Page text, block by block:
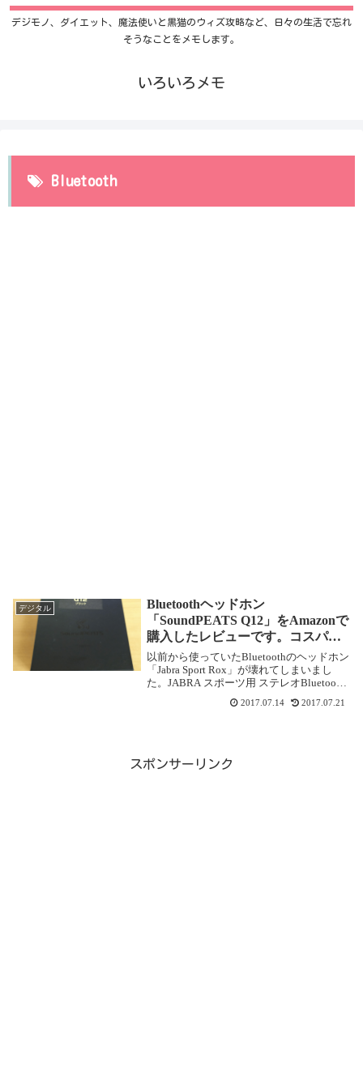
デジモノ、ダイエット、魔法使いと黒猫のウィズ攻略など、日々の生活で忘れ
そうなことをメモします。
いろいろメモ
Bluetooth
デジタル
Bluetoothヘッドホン
「SoundPEATS Q12」をAmazonで
購入したレビューです。コスパ最
高で大満足!
以前から使っていたBluetoothのヘッドホン
「Jabra Sport Rox」が壊れてしまいまし
た。JABRA スポーツ用 ステレオBluetooth
WH音もよく、往復2...2017.07.14 2017.07.21
スポンサーリンク